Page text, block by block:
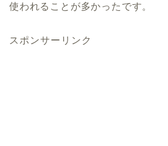
使われることが多かったです。
スポンサーリンク